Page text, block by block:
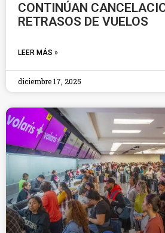
CONTINÚAN
RETRASOS DE VUELOS
LEER MÁS »
diciembre 17, 2025